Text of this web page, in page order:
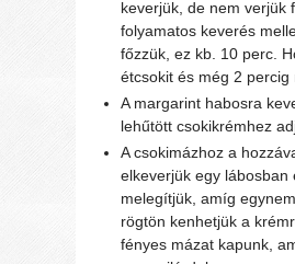
keverjük, de nem verjük
folyamatos keverés
főzzük, ez kb. 10 perc.
étcsokit és még 2 percig
A margarint habosra
lehűtött csokikrémhez
A csokimázhoz a
elkeverjük egy lábosban
melegítjük, amíg
rögtön kenhetjük a
fényes mázat kapunk,